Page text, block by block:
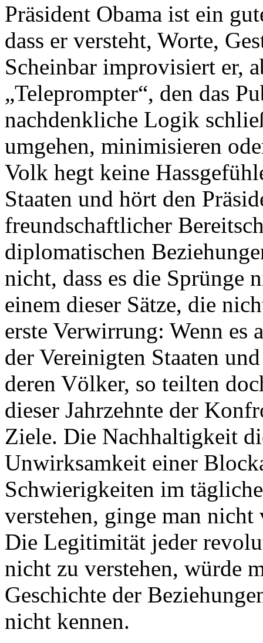
Präsident Obama ist ein
dass er versteht, Worte,
Scheinbar improvisiert er,
„Teleprompter“, den das
nachdenkliche Logik
umgehen, minimisieren
Volk hegt keine
Staaten und hört den
freundschaftlicher
diplomatischen
nicht, dass es die
einem dieser Sätze, die
erste Verwirrung: Wenn es
der Vereinigten Staaten
deren Völker, so teilten
dieser Jahrzehnte der
Ziele. Die Nachhaltigkeit
Unwirksamkeit einer
Schwierigkeiten im
verstehen, ginge man nicht
Die Legitimität jeder
nicht zu verstehen, würde
Geschichte der
nicht kennen.